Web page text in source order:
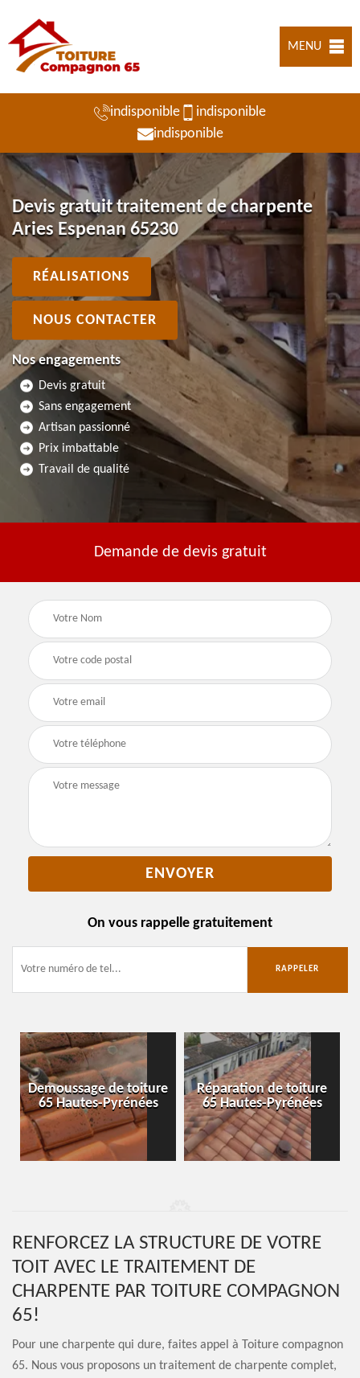
MENU
indisponible
indisponible
indisponible
Devis gratuit traitement de charpente
Aries Espenan 65230
RÉALISATIONS
NOUS CONTACTER
Nos engagements
Devis gratuit
Sans engagement
Artisan passionné
Prix imbattable
Travail de qualité
Demande de devis gratuit
On vous rappelle gratuitement
Demoussage de toiture
65 Hautes-Pyrénées
Réparation de toiture
65 Hautes-Pyrénées
RENFORCEZ LA STRUCTURE DE VOTRE
TOIT AVEC LE TRAITEMENT DE
CHARPENTE PAR TOITURE COMPAGNON
65!
Pour une charpente qui dure, faites appel à Toiture compagnon
65. Nous vous proposons un traitement de charpente complet,